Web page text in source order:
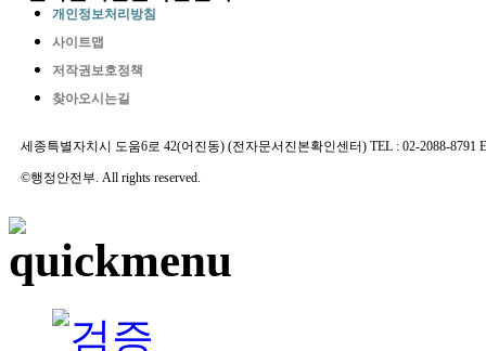
개인정보처리방침
사이트맵
저작권보호정책
찾아오시는길
세종특별자치시 도움6로 42(어진동) (전자문서진본확인센터) TEL : 02-2088-8791
©행정안전부. All rights reserved.